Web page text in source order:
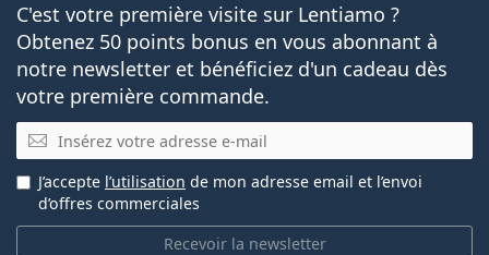
C'est votre première visite sur Lentiamo ?
Obtenez 50 points bonus en vous abonnant à
notre newsletter et bénéficiez d'un cadeau dès
votre première commande.
E-mail
Recevoir la newsletter
J’accepte l’utilisation de mon adresse email et l’envoi
d’offres commerciales